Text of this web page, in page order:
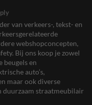
van verkeers-, tekst- en
webshopconcepten,
Bij ons koop je zowel
beugels en
auto’s,
maar ook diverse
straatmeubilair